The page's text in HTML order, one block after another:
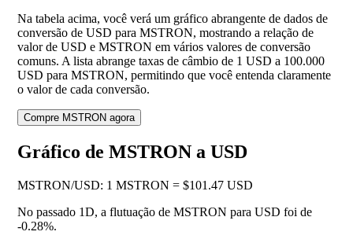
Na tabela acima, você verá um gráfico abrangente de dados de
conversão de USD para MSTRON, mostrando a relação de
valor de USD e MSTRON em vários valores de conversão
comuns. A lista abrange taxas de câmbio de 1 USD a 100.000
USD para MSTRON, permitindo que você entenda claramente
o valor de cada conversão.
Compre MSTRON agora
Gráfico de MSTRON a USD
MSTRON/USD: 1 MSTRON = $101.47 USD
No passado 1D, a flutuação de MSTRON para USD foi de
-0.28%.